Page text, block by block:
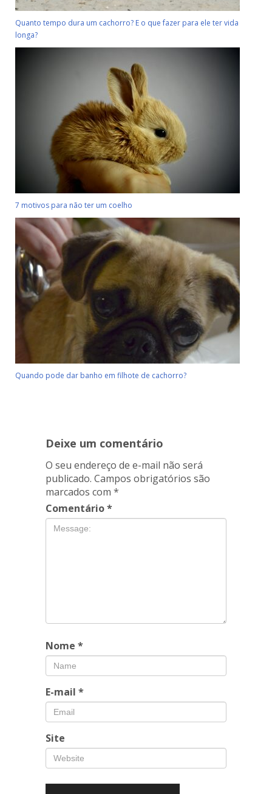
Quanto tempo dura um cachorro? E o que fazer para ele ter vida
longa?
7 motivos para não ter um coelho
Quando pode dar banho em filhote de cachorro?
Deixe um comentário
O seu endereço de e-mail não será
publicado. Campos obrigatórios são
marcados com *
Comentário*
Nome *
E-mail *
Site